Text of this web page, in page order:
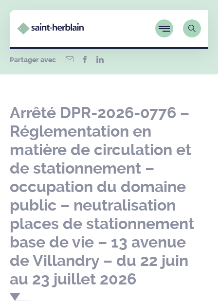
Partager avec
Arrêté DPR-2026-0776 –
Réglementation en
matière de circulation et
de stationnement –
occupation du domaine
public – neutralisation
places de stationnement
base de vie – 13 avenue
de Villandry – du 22 juin
au 23 juillet 2026